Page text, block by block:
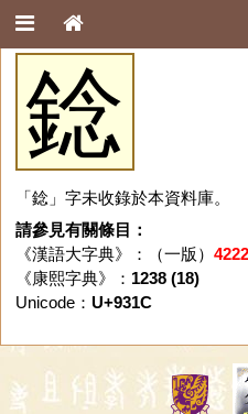
錜
「錜」字未收錄於本資料庫。
請參見有關條目：
《漢語大字典》：（一版） 4222
《康熙字典》： 1238 (18)
Unicode： U+931C